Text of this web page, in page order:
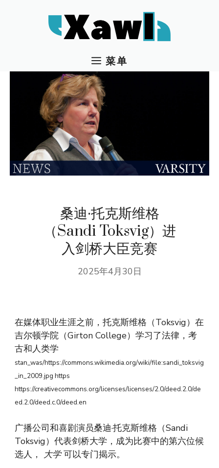
菜单
桑迪·托克斯维格
（Sandi Toksvig）进
入剑桥大臣竞赛
2025年4月30日
在媒体职业生涯之前，托克斯维格（Toksvig）在
吉尔顿学院（Girton College）学习了法律，考
古和人类学
stan_was/https://commons.wikimedia.org/wiki/file:sandi_toksvig
_in_2009.jpg https
https://creativecommons.org/licenses/licenses/2.0/deed.2.0/de
ed.2.0/deed.c.0/deed.en
广播公司和喜剧演员桑迪·托克斯维格（Sandi
Toksvig）代表剑桥大学，成为比赛中的第六位候
选人， 大学可以专门揭示。